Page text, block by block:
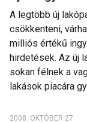
A legtöbb új
csökkenteni,
milliós értékű
hirdetések. Az új
sokan félnek a
lakások piacára
2008. OKTÓBER 27.